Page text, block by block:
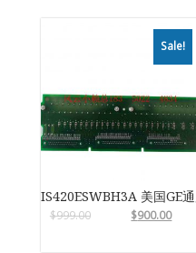
Sale!
IS420ESWBH3A 美国GE
$999.00 $900.00